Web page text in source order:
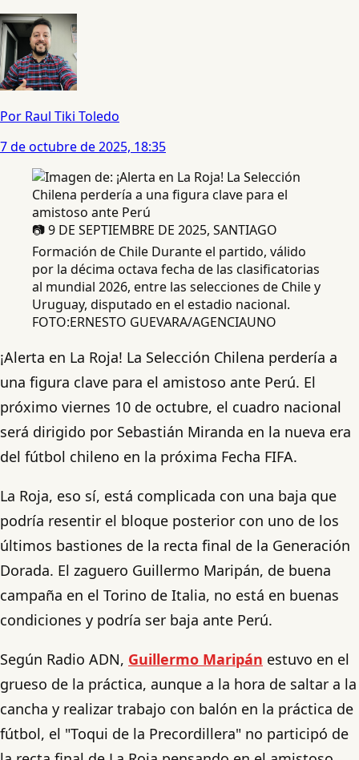
Por Raul Tiki Toledo
7 de octubre de 2025, 18:35
📷 9 DE SEPTIEMBRE DE 2025, SANTIAGO
Formación de Chile Durante el partido, válido
por la décima octava fecha de las clasificatorias
al mundial 2026, entre las selecciones de Chile y
Uruguay, disputado en el estadio nacional.
FOTO:ERNESTO GUEVARA/AGENCIAUNO
¡Alerta en La Roja! La Selección Chilena perdería a
una figura clave para el amistoso ante Perú. El
próximo viernes 10 de octubre, el cuadro nacional
será dirigido por Sebastián Miranda en la nueva era
del fútbol chileno en la próxima Fecha FIFA.
La Roja, eso sí, está complicada con una baja que
podría resentir el bloque posterior con uno de los
últimos bastiones de la recta final de la Generación
Dorada. El zaguero Guillermo Maripán, de buena
campaña en el Torino de Italia, no está en buenas
condiciones y podría ser baja ante Perú.
Según Radio ADN, Guillermo Maripán estuvo en el
grueso de la práctica, aunque a la hora de saltar a la
cancha y realizar trabajo con balón en la práctica de
fútbol, el "Toqui de la Precordillera" no participó de